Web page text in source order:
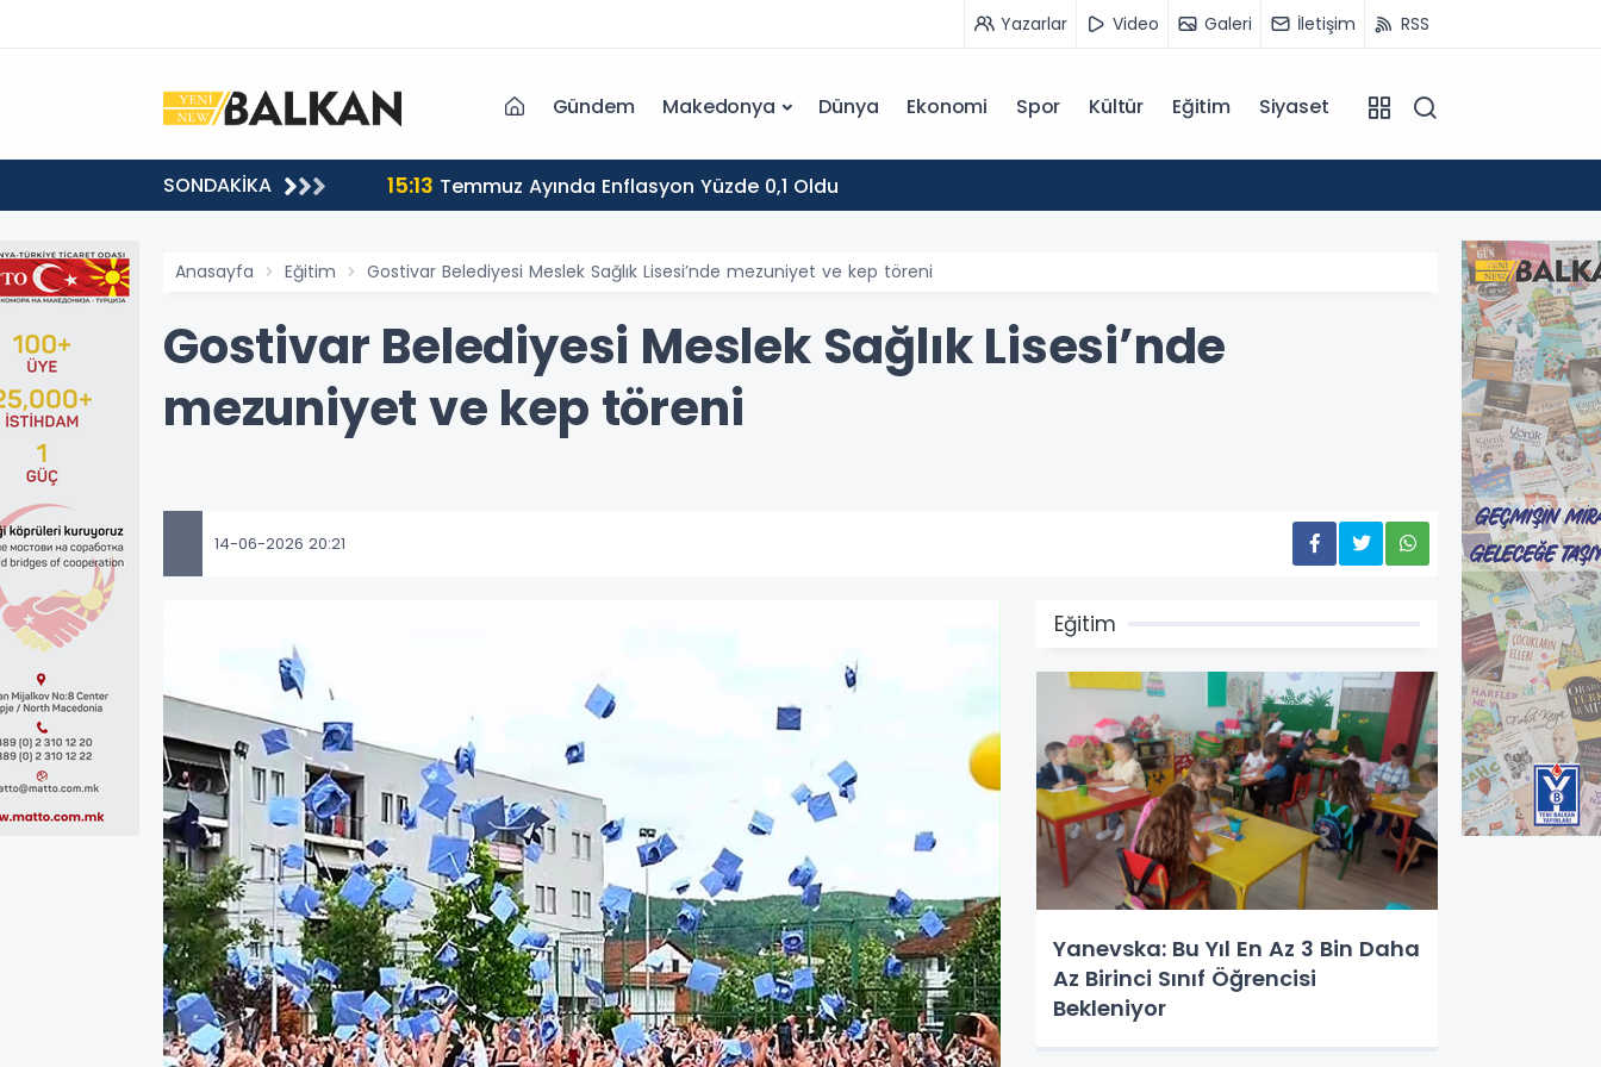
Yazarlar Video Galeri İletişim RSS
Gündem Makedonya Dünya Ekonomi Spor Kültür Eğitim Siyaset
SONDAKİKA 15:13 Temmuz Ayında Enflasyon Yüzde 0,1 Oldu
Anasayfa Eğitim Gostivar Belediyesi Meslek Sağlık Lisesi’nde mezuniyet ve kep töreni
Gostivar Belediyesi Meslek Sağlık Lisesi’nde
mezuniyet ve kep töreni
14-06-2026 20:21
Eğitim
Yanevska: Bu Yıl En Az 3 Bin Daha
Az Birinci Sınıf Öğrencisi
Bekleniyor